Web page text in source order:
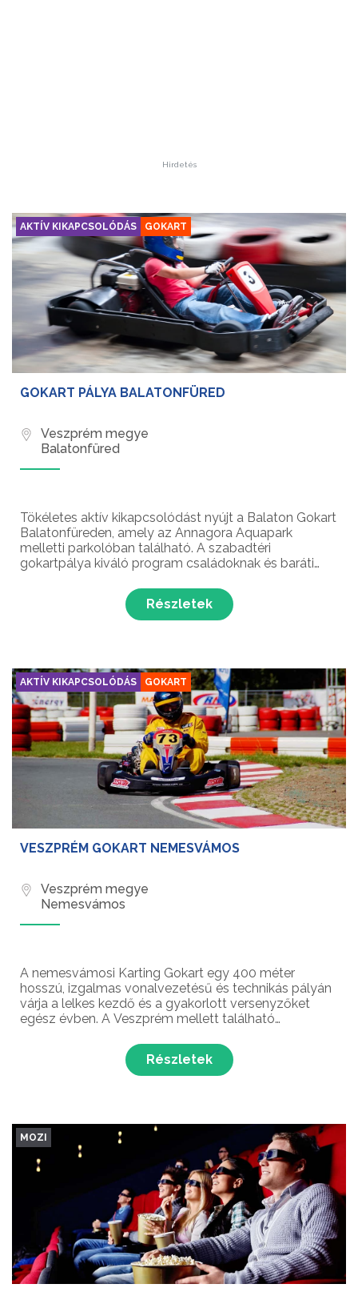
Hirdetés
AKTÍV KIKAPCSOLÓDÁS GOKART
GOKART PÁLYA BALATONFÜRED
Veszprém megye
Balatonfüred
Tökéletes aktív kikapcsolódást nyújt a Balaton Gokart
Balatonfüreden, amely az Annagora Aquapark
melletti parkolóban található. A szabadtéri
gokartpálya kiváló program családoknak és baráti
kanyaroknak köszönhetően egy felejthetetlen élmény
várja a versenyzők...
Részletek
AKTÍV KIKAPCSOLÓDÁS GOKART
VESZPRÉM GOKART NEMESVÁMOS
Veszprém megye
Nemesvámos
A nemesvámosi Karting Gokart egy 400 méter
hosszú, izgalmas vonalvezetésű és technikás pályán
várja a lelkes kezdő és a gyakorlott versenyzőket
egész évben. A Veszprém mellett található
rendeznek, amelyen a versenyzők különböző
kategóriákban mérettethetik...
Részletek
MOZI